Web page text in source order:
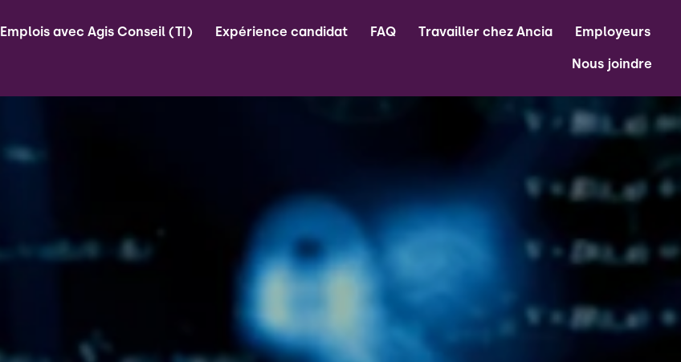
Emplois avec Agis Conseil (TI) Expérience candidat FAQ Travailler chez Ancia Employeurs
Nous joindre